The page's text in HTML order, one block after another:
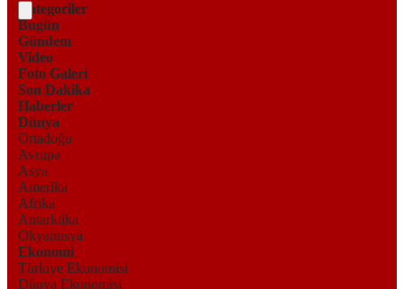
Kategoriler
Bugün
Gündem
Video
Foto Galeri
Son Dakika
Haberler
Dünya
Ortadoğu
Avrupa
Asya
Amerika
Afrika
Antarktika
Okyanusya
Ekonomi
Türkiye Ekonomisi
Dünya Ekonomisi